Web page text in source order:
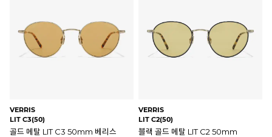
VERRIS
LIT C3(50)
골드 메탈 LIT C3 50mm 베리스
VERRIS
LIT C2(50)
블랙 골드 메탈 LIT C2 50mm